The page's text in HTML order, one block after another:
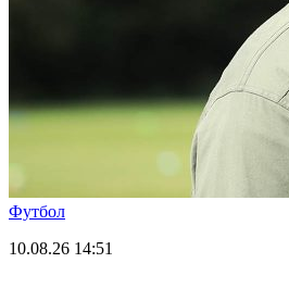
Футбол
10.08.26 14:51